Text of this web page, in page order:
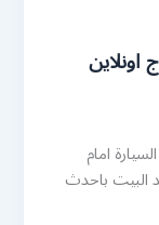
99007366 كراج اونلاين
امام
البيت باحدث